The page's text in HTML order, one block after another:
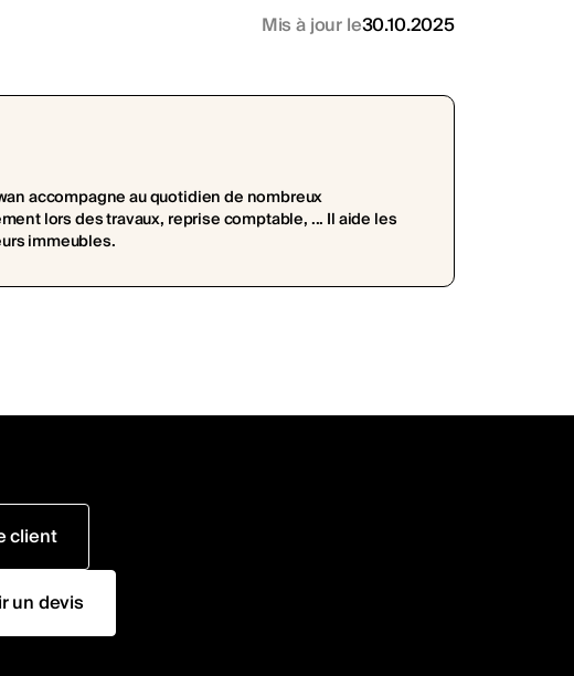
Mis à jour le30.10.2025
accompagne au quotidien de nombreux
lors des travaux, reprise comptable, ... Il aide les
immeubles.
client
un devis